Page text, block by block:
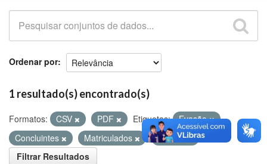
Ordenar por
1 resultado(s) encontrado(s)
Formatos: CSV PDF Etiquetas:
Evasão
Concluintes
Matriculados
ENADE
Filtrar Resultados